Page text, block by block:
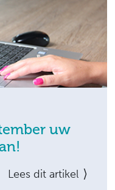
uw
Lees dit artikel